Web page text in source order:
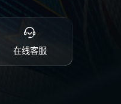
在线客服